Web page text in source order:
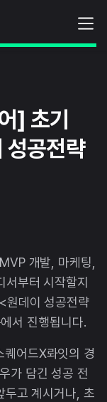
] 초기
성공전략
개발, 마케팅,
부터 시작할지
원데이 성공전략
서 진행됩니다.
어드X롸잇의 경
가 담긴 성공 전
두고 계시거나, 초